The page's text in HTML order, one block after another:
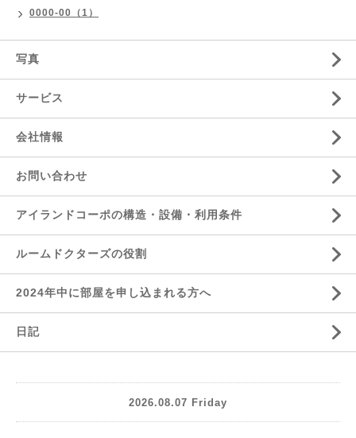
0000-00（1）
写真
サービス
会社情報
お問い合わせ
アイランドコーポの構造・設備・利用条件
ルームドクターズの役割
2024年中に部屋を申し込まれる方へ
日記
2026.08.07 Friday